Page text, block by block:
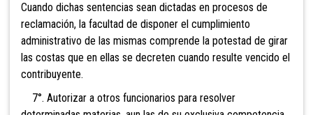
Cuando dichas sentencias sean dictadas en procesos de
reclamación, la facultad de disponer el cumplimiento
administrativo de las mismas comprende la potestad de girar
las costas que en ellas se decreten cuando resulte vencido el
contribuyente.
7°. Autorizar a otros funcionarios para resolver